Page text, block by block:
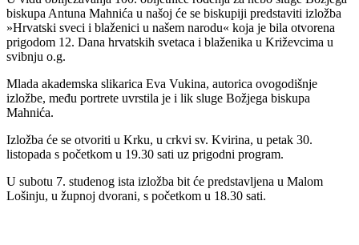
biskupa Antuna Mahnića u našoj će se biskupiji predstaviti izložba
»Hrvatski sveci i blaženici u našem narodu« koja je bila otvorena
prigodom 12. Dana hrvatskih svetaca i blaženika u Križevcima u
svibnju o.g.
Mlada akademska slikarica Eva Vukina, autorica ovogodišnje
izložbe, među portrete uvrstila je i lik sluge Božjega biskupa
Mahnića.
Izložba će se otvoriti u Krku, u crkvi sv. Kvirina, u petak 30.
listopada s početkom u 19.30 sati uz prigodni program.
U subotu 7. studenog ista izložba bit će predstavljena u Malom
Lošinju, u župnoj dvorani, s početkom u 18.30 sati.